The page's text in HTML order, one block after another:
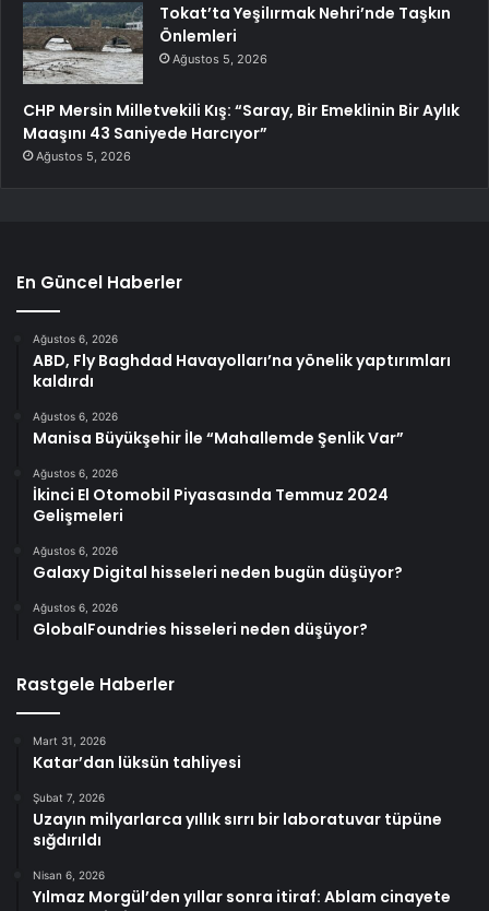
Tokat’ta Yeşilırmak Nehri’nde Taşkın
Önlemleri
Ağustos 5, 2026
CHP Mersin Milletvekili Kış: “Saray, Bir Emeklinin Bir Aylık
Maaşını 43 Saniyede Harcıyor”
Ağustos 5, 2026
En Güncel Haberler
Ağustos 6, 2026
ABD, Fly Baghdad Havayolları’na yönelik yaptırımları
kaldırdı
Ağustos 6, 2026
Manisa Büyükşehir İle “Mahallemde Şenlik Var”
Ağustos 6, 2026
İkinci El Otomobil Piyasasında Temmuz 2024
Gelişmeleri
Ağustos 6, 2026
Galaxy Digital hisseleri neden bugün düşüyor?
Ağustos 6, 2026
GlobalFoundries hisseleri neden düşüyor?
Rastgele Haberler
Mart 31, 2026
Katar’dan lüksün tahliyesi
Şubat 7, 2026
Uzayın milyarlarca yıllık sırrı bir laboratuvar tüpüne
sığdırıldı
Nisan 6, 2026
Yılmaz Morgül’den yıllar sonra itiraf: Ablam cinayete